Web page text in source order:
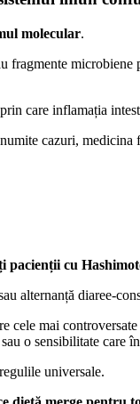
molecular.
fragmente
care inflamația
cazuri, medicina
pacienții cu
alternanță diaree-
cele mai
o sensibilitate care
universale.